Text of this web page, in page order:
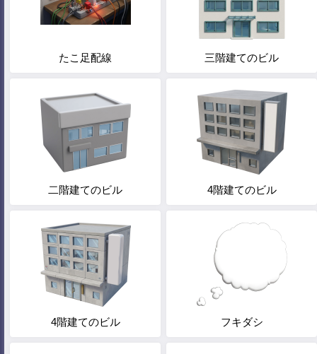
たこ足配線 三階建てのビル
二階建てのビル 4階建てのビル
4階建てのビル フキダシ